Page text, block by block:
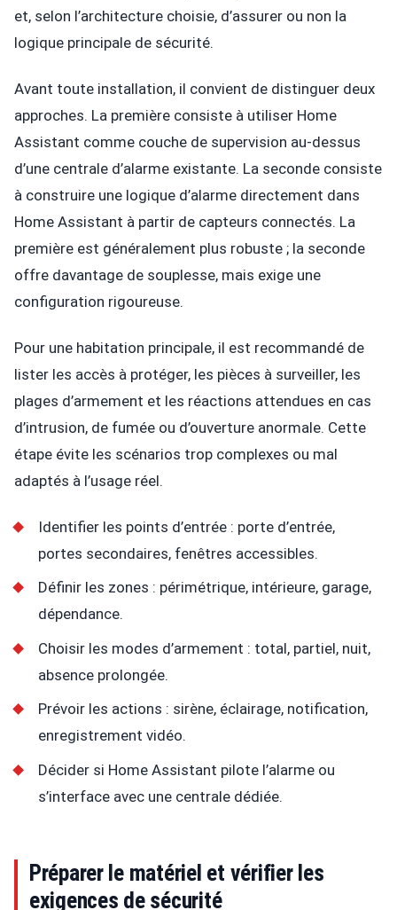
et, selon l’architecture choisie, d’assurer ou non la
logique principale de sécurité.
Avant toute installation, il convient de distinguer deux
approches. La première consiste à utiliser Home
Assistant comme couche de supervision au-dessus
d’une centrale d’alarme existante. La seconde consiste
à construire une logique d’alarme directement dans
Home Assistant à partir de capteurs connectés. La
première est généralement plus robuste ; la seconde
offre davantage de souplesse, mais exige une
configuration rigoureuse.
Pour une habitation principale, il est recommandé de
lister les accès à protéger, les pièces à surveiller, les
plages d’armement et les réactions attendues en cas
d’intrusion, de fumée ou d’ouverture anormale. Cette
étape évite les scénarios trop complexes ou mal
adaptés à l’usage réel.
Identifier les points d’entrée : porte d’entrée,
portes secondaires, fenêtres accessibles.
Définir les zones : périmétrique, intérieure, garage,
dépendance.
Choisir les modes d’armement : total, partiel, nuit,
absence prolongée.
Prévoir les actions : sirène, éclairage, notification,
enregistrement vidéo.
Décider si Home Assistant pilote l’alarme ou
s’interface avec une centrale dédiée.
Préparer le matériel et vérifier les
exigences de sécurité